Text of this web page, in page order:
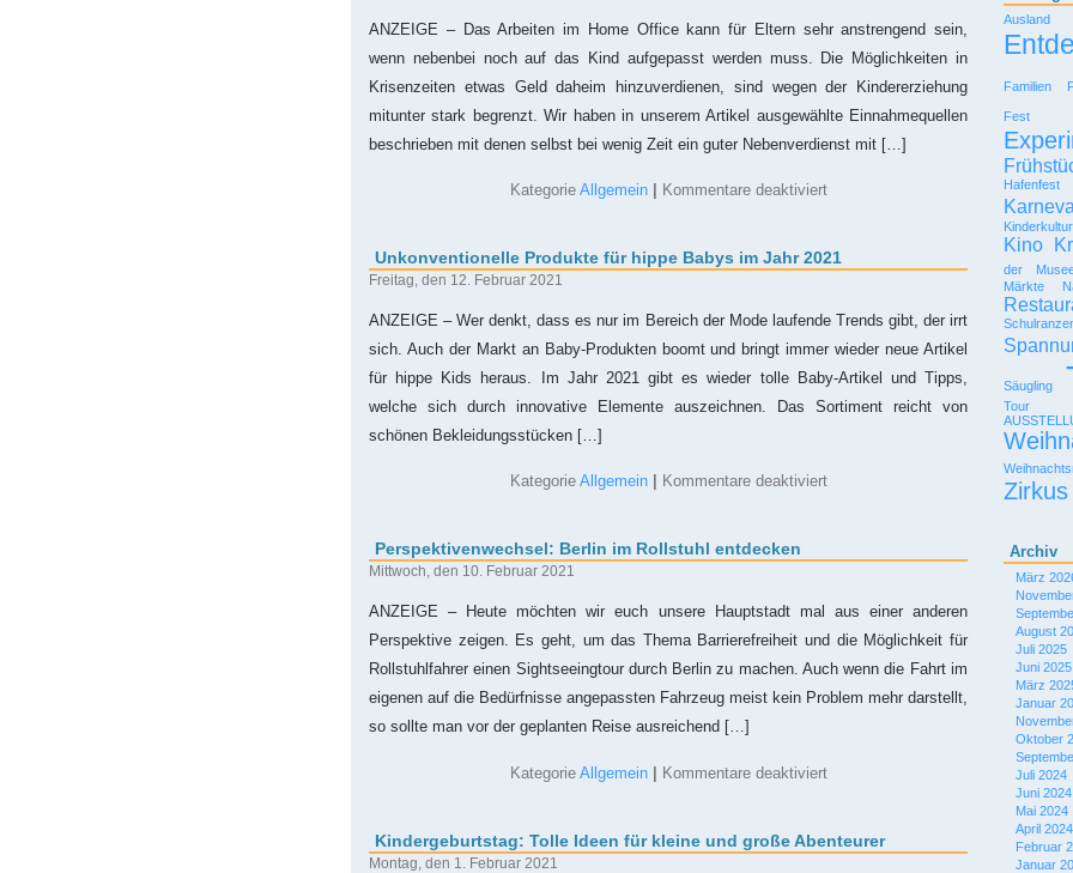
ANZEIGE – Das Arbeiten im Home Office kann für Eltern sehr anstrengend sein,
wenn nebenbei noch auf das Kind aufgepasst werden muss. Die Möglichkeiten in
Krisenzeiten etwas Geld daheim hinzuverdienen, sind wegen der Kindererziehung
mitunter stark begrenzt. Wir haben in unserem Artikel ausgewählte Einnahmequellen
beschrieben mit denen selbst bei wenig Zeit ein guter Nebenverdienst mit […]
Kategorie Allgemein Kommentare deaktiviertfür
zuhause
für
Möglichkeiten
gibt
es?
Unkonventionelle Produkte für hippe Babys im Jahr 2021
Freitag, den 12. Februar 2021
ANZEIGE – Wer denkt, dass es nur im Bereich der Mode laufende Trends gibt, der irrt
sich. Auch der Markt an Baby-Produkten boomt und bringt immer wieder neue Artikel
für hippe Kids heraus. Im Jahr 2021 gibt es wieder tolle Baby-Artikel und Tipps,
welche sich durch innovative Elemente auszeichnen. Das Sortiment reicht von
schönen Bekleidungsstücken […]
Kategorie Allgemein Kommentare deaktiviertfür
Jahr
Perspektivenwechsel: Berlin im Rollstuhl entdecken
Mittwoch, den 10. Februar 2021
ANZEIGE – Heute möchten wir euch unsere Hauptstadt mal aus einer anderen
Perspektive zeigen. Es geht, um das Thema Barrierefreiheit und die Möglichkeit für
Rollstuhlfahrer einen Sightseeingtour durch Berlin zu machen. Auch wenn die Fahrt im
eigenen auf die Bedürfnisse angepassten Fahrzeug meist kein Problem mehr darstellt,
so sollte man vor der geplanten Reise ausreichend […]
Kategorie Allgemein | Kommentare deaktiviertfür
Rollstuhl
Kindergeburtstag: Tolle Ideen für kleine und große Abenteurer
Montag, den 1. Februar 2021
Ausland
Familien
Fest
Hafenfest
Kino
der
Märkte
Säugling
Tour
Zirkus
Archiv
März
August
Juli 2025
Juni 2025
März
Januar
Oktober
Juli 2024
Juni 2024
Mai 2024
April 2024
Februar
Januar